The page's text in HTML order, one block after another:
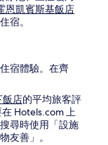
恩凱賓斯基飯店
宿。
宿體驗。在齊
飯店的平均旅客評
在 Hotels.com 上
尋時使用「設施
友善」。